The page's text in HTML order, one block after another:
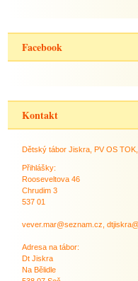
Facebook
Kontakt
Dětský tábor Jiskra, PV OS
Přihlášky:
Rooseveltova 46
Chrudim 3
537 01
vever.mar@seznam.cz,
Adresa na tábor:
Dt Jiskra
Na Bělidle